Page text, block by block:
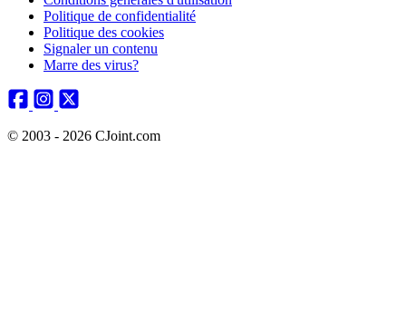
Politique de confidentialité
Politique des cookies
Signaler un contenu
Marre des virus?
© 2003 - 2026 CJoint.com